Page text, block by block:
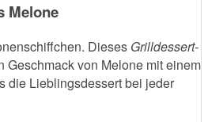
Melone
Dieses Grilldessert-
von Melone mit einem
die Lieblingsdessert bei jeder